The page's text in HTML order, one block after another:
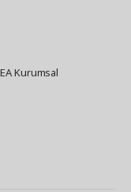
Kurumsal